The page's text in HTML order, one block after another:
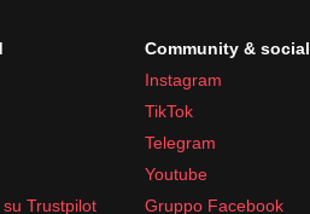
Trustpilot
Community & social
Instagram
TikTok
Telegram
Youtube
Gruppo Facebook